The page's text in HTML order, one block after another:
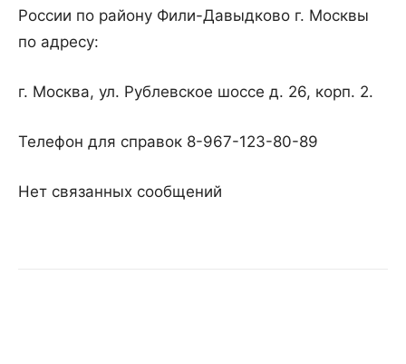
России по району Фили-Давыдково г. Москвы
по адресу:
г. Москва, ул. Рублевское шоссе д. 26, корп. 2.
Телефон для справок 8-967-123-80-89
Нет связанных сообщений